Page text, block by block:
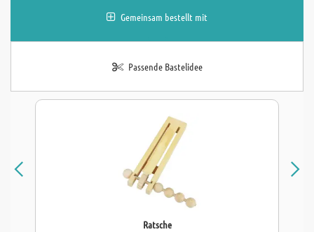
Gemeinsam bestellt mit
Passende Bastelidee
Ratsche